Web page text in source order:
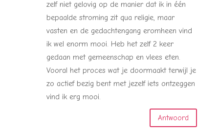
zelf niet gelovig op de manier dat ik in één
bepaalde stroming zit qua religie, maar
vasten en de gedachtengang eromheen vind
ik wel enorm mooi. Heb het zelf 2 keer
gedaan met gemeenschap en vlees eten.
Vooral het proces wat je doormaakt terwijl je
zo actief bezig bent met jezelf iets ontzeggen
vind ik erg mooi.
Antwoord